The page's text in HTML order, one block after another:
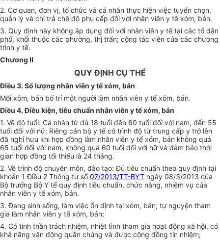
2. Cơ quan, đơn vị, tổ chức và cá nhân thực hiện việc tuyển chọn,
quản lý và chi trả chế độ phụ cấp đối với nhân viên y tế xóm, bản.
3. Quy định này không áp dụng đối với nhân viên y tế tại các tổ dân
phố, khối thuộc các phường, thị trấn; cộng tác viên của các chương
trình y tế.
Chương II
QUY ĐỊNH CỤ THỂ
Điều 3. Số lượng nhân viên y tế xóm, bản
Mỗi xóm, bản bốtrí một người làm nhân viên y tế xóm, bản.
Điều 4. Điều kiện, tiêu chuẩn nhân viên y tế xóm, bản
1. Về độ tuổi: Cá nhân từ đủ 18 tuổi đến 60 tuổi đối với nam, đến 55
tuổi đối với nữ; Riêng cán bộ y tế có trình độ từ trung cấp y trở lên
đã nghỉ hưu khi hợp đồng làm nhân viên y tế xóm, bản không quá
65 tuổi đối với nam, không quá 60 tuổi đối với nữ và đảm bảo thời
gian hợp đồng tối thiểu là 24 tháng.
2. Về trình độ chuyên môn, đào tạo: Đủ tiêu chuẩn theo quy định tại
khoản 1 Điều 2 Thông tư số07/2013/TT-BYT ngày 08/3/2013 của
Bộ trưởng Bộ Y tế quy định tiêu chuẩn, chức năng, nhiệm vụ của
nhân viên y tế xóm, bản.
3. Đang sinh sống, làm việc ổn định tại xóm, bản; tự nguyện tham
gia làm nhân viên y tế xóm, bản;
4. Có tinh thần trách nhiệm, nhiệt tình tham gia hoạt động xã hội, có
khả năng vận động quần chúng và được cộng đồng tín nhiệm;